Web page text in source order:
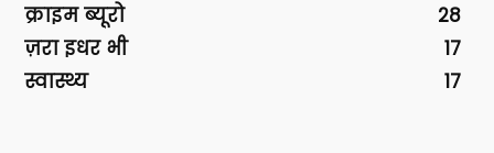
क्राइम ब्यूरो
28
ज़रा इधर भी
17
स्वास्थ्य
17